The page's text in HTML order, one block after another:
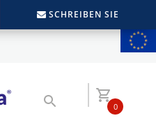
SCHREIBEN SIE
0